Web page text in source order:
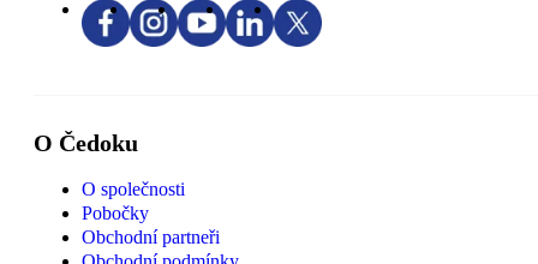
O Čedoku
O společnosti
Pobočky
Obchodní partneři